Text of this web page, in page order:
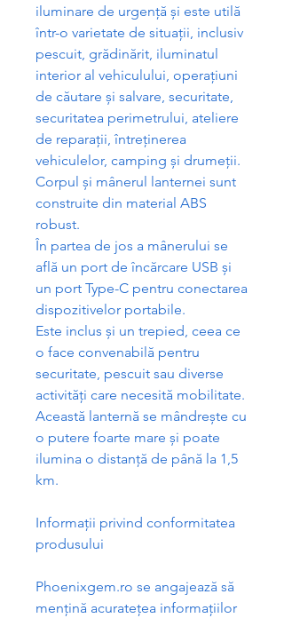
iluminare de urgență și este util ă
într-o varietate de situații, inclusiv
pescuit, grădinărit, iluminatul
interior al vehiculului, operațiuni
de căutare și salvare, securitate,
securitatea perimetrului, ateliere
de reparații, întreținerea
vehiculelor, camping și drumeții.
Corpul și mânerul lanternei sunt
construite din material ABS
robust.
În partea de jos a mânerului se
afl ă un port de încărcare USB și
un port Type-C pentru conectarea
dispozitivelor portabile.
Este inclus și un trepied, ceea ce
o face convenabil ă pentru
securitate, pescuit sau diverse
activități care necesită mobilitate.
Această lanternă se mândrește cu
o putere foarte mare și poate
ilumina o distanță de până la 1,5
km.
Informații privind conformitatea
produsului
Phoenixgem.ro se angajează să
mențină acuratețea informațiilor